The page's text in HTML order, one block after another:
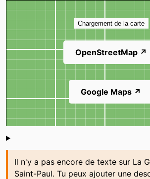
Carte
Chargement de la carte
OpenStreetMap ↗
Google Maps ↗
Shoutbox
Il n'y a pas encore de texte sur La
Saint-Paul. Tu peux ajouter une